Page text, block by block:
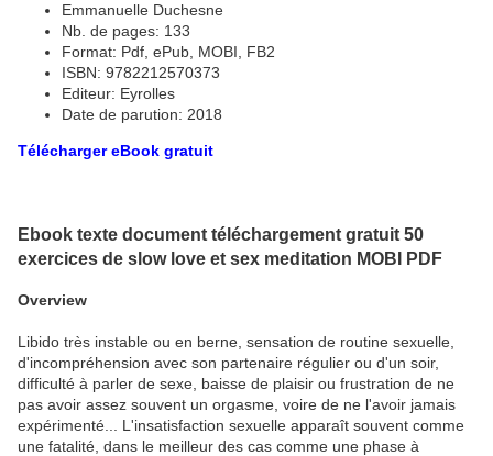
Emmanuelle Duchesne
Nb. de pages: 133
Format: Pdf, ePub, MOBI, FB2
ISBN: 9782212570373
Editeur: Eyrolles
Date de parution: 2018
Télécharger eBook gratuit
Ebook texte document téléchargement gratuit 50
exercices de slow love et sex meditation MOBI PDF
Overview
Libido très instable ou en berne, sensation de routine sexuelle,
d'incompréhension avec son partenaire régulier ou d'un soir,
difficulté à parler de sexe, baisse de plaisir ou frustration de ne
pas avoir assez souvent un orgasme, voire de ne l'avoir jamais
expérimenté... L'insatisfaction sexuelle apparaît souvent comme
une fatalité, dans le meilleur des cas comme une phase à